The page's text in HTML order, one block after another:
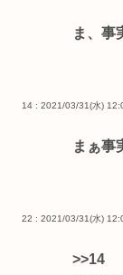
ま、事
14 : 2021/03/31(水)
まぁ事
22 : 2021/03/31(水)
>>14